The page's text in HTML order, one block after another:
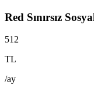
Red Sınırsız
512
TL
/ay